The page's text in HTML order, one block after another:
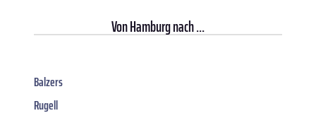
VonHamburgnach ...
Balzers
Rugell